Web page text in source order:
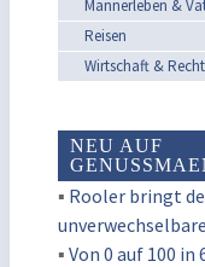
Männerleben &
Reisen
Wirtschaft & Recht
NEU AUF
▪ Rooler bringt
▪ Von 0 auf 100 in